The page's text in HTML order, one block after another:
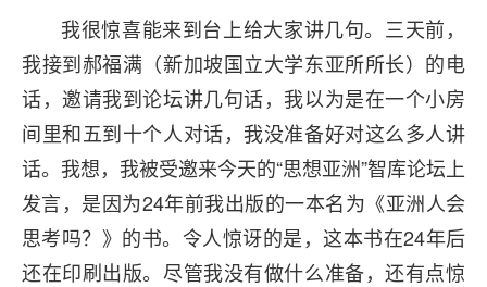
我很惊喜能来到台上给大家讲几句。三天前，
我接到郝福满（新加坡国立大学东亚所所长）的电
话，邀请我到论坛讲几句话，我以为是在一个小房
间里和五到十个人对话，我没准备好对这么多人讲
话。我想，我被受邀来今天的“思想亚洲”智库论坛上
发言，是因为24年前我出版的一本名为《亚洲人会
思考吗？》的书。令人惊讶的是，这本书在24年后
还在印刷出版。尽管我没有做什么准备，还有点惊